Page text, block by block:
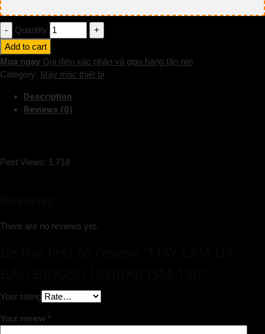
Quantity
Add to cart
Mua ngay Gọi điện xác nhận và giao hàng tận nơi
Category: Máy móc thiết bị
Description
Reviews (0)
Post Views: 1.718
There are no reviews yet.
Your rating
Your review *